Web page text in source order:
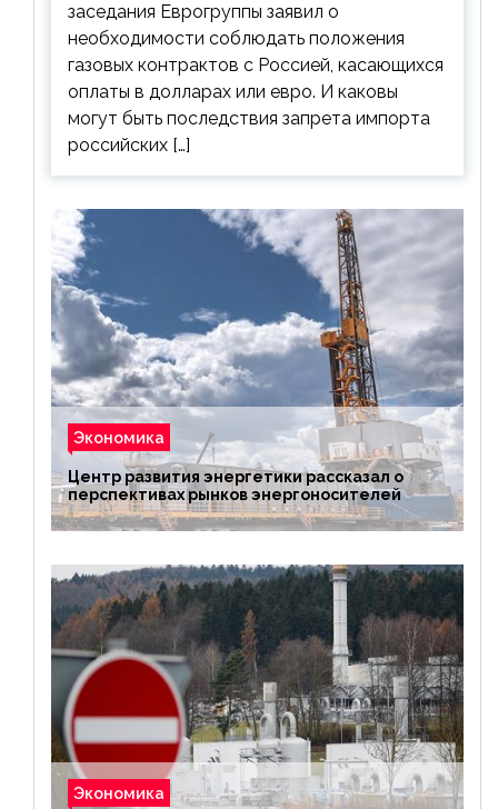
заседания Еврогруппы заявил о
необходимости соблюдать положения
газовых контрактов с Россией, касающихся
оплаты в долларах или евро. И каковы
могут быть последствия запрета импорта
российских […]
Экономика
Центр развития энергетики рассказал о
перспективах рынков энергоносителей
Экономика